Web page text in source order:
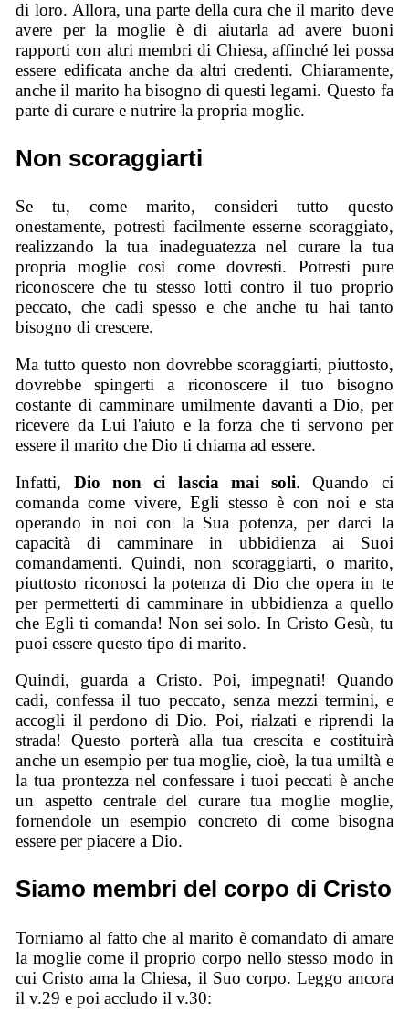
di loro. Allora, una parte della cura che il marito deve
avere per la moglie è di aiutarla ad avere buoni
rapporti con altri membri di Chiesa, affinché lei possa
essere edificata anche da altri credenti. Chiaramente,
anche il marito ha bisogno di questi legami. Questo fa
parte di curare e nutrire la propria moglie.
Non scoraggiarti
Se tu, come marito, consideri tutto questo
onestamente, potresti facilmente esserne scoraggiato,
realizzando la tua inadeguatezza nel curare la tua
propria moglie così come dovresti. Potresti pure
riconoscere che tu stesso lotti contro il tuo proprio
peccato, che cadi spesso e che anche tu hai tanto
bisogno di crescere.
Ma tutto questo non dovrebbe scoraggiarti, piuttosto,
dovrebbe spingerti a riconoscere il tuo bisogno
costante di camminare umilmente davanti a Dio, per
ricevere da Lui l'aiuto e la forza che ti servono per
essere il marito che Dio ti chiama ad essere.
Infatti, Dio non ci lascia mai soli. Quando ci
comanda come vivere, Egli stesso è con noi e sta
operando in noi con la Sua potenza, per darci la
capacità di camminare in ubbidienza ai Suoi
comandamenti. Quindi, non scoraggiarti, o marito,
piuttosto riconosci la potenza di Dio che opera in te
per permetterti di camminare in ubbidienza a quello
che Egli ti comanda! Non sei solo. In Cristo Gesù, tu
puoi essere questo tipo di marito.
Quindi, guarda a Cristo. Poi, impegnati! Quando
cadi, confessa il tuo peccato, senza mezzi termini, e
accogli il perdono di Dio. Poi, rialzati e riprendi la
strada! Questo porterà alla tua crescita e costituirà
anche un esempio per tua moglie, cioè, la tua umiltà e
la tua prontezza nel confessare i tuoi peccati è anche
un aspetto centrale del curare tua moglie moglie,
fornendole un esempio concreto di come bisogna
essere per piacere a Dio.
Siamo membri del corpo di Cristo
Torniamo al fatto che al marito è comandato di amare
la moglie come il proprio corpo nello stesso modo in
cui Cristo ama la Chiesa, il Suo corpo. Leggo ancora
il v.29 e poi accludo il v.30: